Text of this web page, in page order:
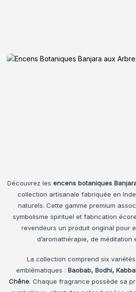
Découvrez les encens botaniques
collection artisanale fabriquée en
naturels. Cette gamme premium
symbolisme spirituel et fabrication
revendeurs un produit original pour
d’aromathérapie, de méditation
La collection comprend six variétés
emblématiques : Baobab, Bodhi,
Chêne. Chaque fragrance possède sa